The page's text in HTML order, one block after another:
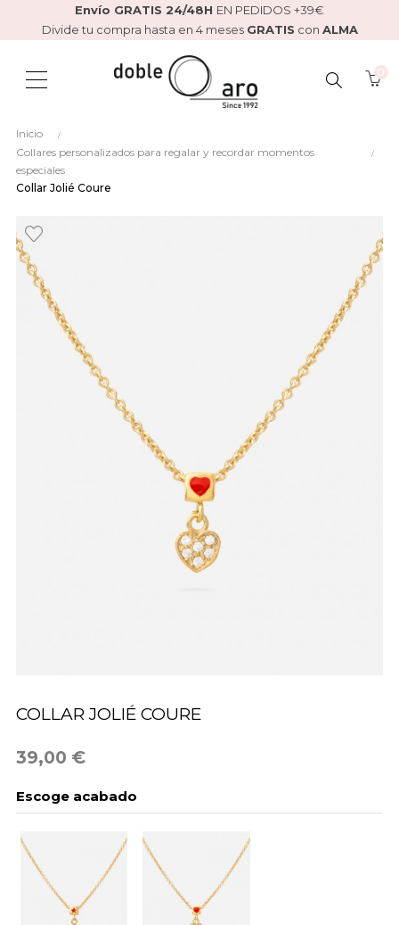
Envío GRATIS 24/48H EN PEDIDOS +39€
Divide tu compra hasta en 4 meses GRATIS con ALMA
BUSCAR
Inicio
Collares personalizados para regalar y recordar momentos
especiales
Collar Jolié Coure
COLLAR JOLIÉ COURE
39,00 €
Escoge acabado